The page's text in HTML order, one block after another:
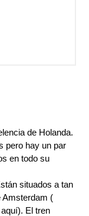
de Holanda.
pero hay un par
en todo su
situados a tan
Amsterdam (
El tren